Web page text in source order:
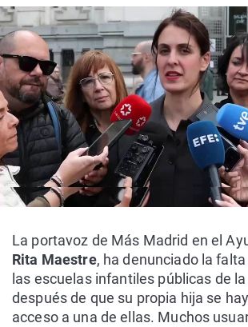
La portavoz de Más Madrid en el
Rita Maestre, ha denunciado la
las escuelas infantiles públicas de la
después de que su propia hija se
acceso a una de ellas. Muchos